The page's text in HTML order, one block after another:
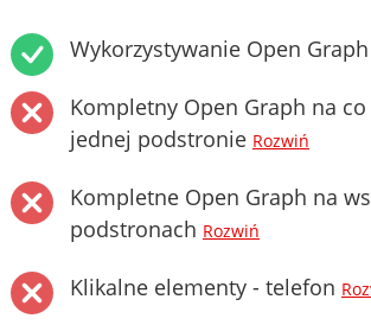
Wykorzystywanie Open Graph
Kompletny Open Graph na
jednej podstronie Rozwiń
Kompletne Open Graph na
podstronach Rozwiń
Klikalne elementy - telefon